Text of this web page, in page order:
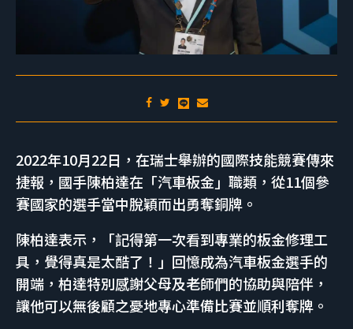
2022年10月22日，在瑞士舉辦的國際技能競賽傳來
捷報，國手陳柏達在「汽車板金」職類，從11個參
賽國家的選手當中脫穎而出勇奪銅牌。
陳柏達表示，「記得第一次看到專業的板金修理工
具，覺得真是太酷了！」回憶成為汽車板金選手的
開端，柏達特別感謝父母及老師們的協助與陪伴，
讓他可以無後顧之憂地專心準備比賽並順利奪牌。